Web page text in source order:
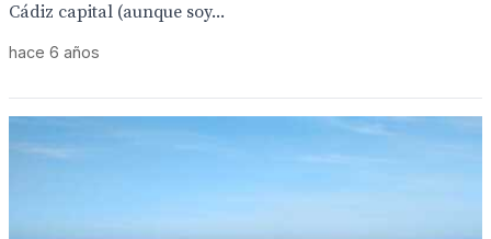
Cádiz capital (aunque soy...
hace 6 años